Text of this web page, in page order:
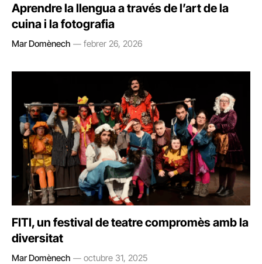
Aprendre la llengua a través de l’art de la
cuina i la fotografia
Mar Domènech febrer 26, 2026
FITI, un festival de teatre compromès amb la
diversitat
Mar Domènech octubre 31, 2025